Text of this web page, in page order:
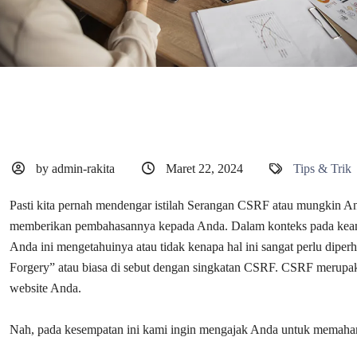
by admin-rakita Maret 22, 2024 Tips & Trik
Pasti kita pernah mendengar istilah Serangan CSRF atau mungkin
memberikan pembahasannya kepada Anda. Dalam konteks pada
Anda ini mengetahuinya atau tidak kenapa hal ini sangat perlu
Forgery” atau biasa di sebut dengan singkatan CSRF. CSRF
website Anda.
Nah, pada kesempatan ini kami ingin mengajak Anda untuk